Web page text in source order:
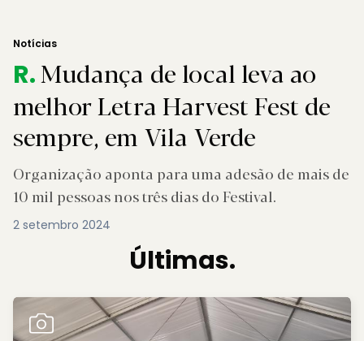
Notícias
R.Mudança de local leva ao
melhor Letra Harvest Fest de
sempre, em Vila Verde
Organização aponta para uma adesão de mais de
10 mil pessoas nos três dias do Festival.
2 setembro 2024
Últimas.